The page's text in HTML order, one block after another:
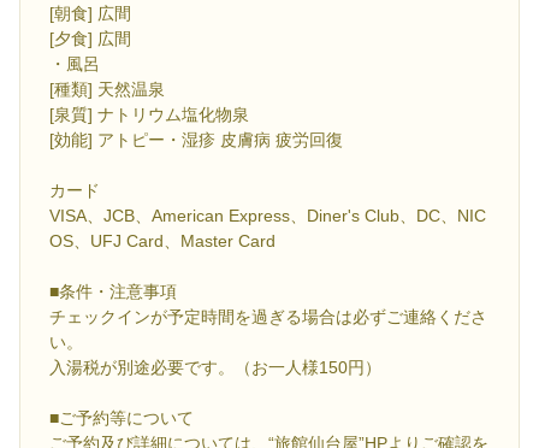
[朝食] 広間
[夕食] 広間
・風呂
[種類] 天然温泉
[泉質] ナトリウム塩化物泉
[効能] アトピー・湿疹 皮膚病 疲労回復
カード
VISA、JCB、American Express、Diner's Club、DC、NIC
OS、UFJ Card、Master Card
■条件・注意事項
チェックインが予定時間を過ぎる場合は必ずご連絡くださ
い。
入湯税が別途必要です。（お一人様150円）
■ご予約等について
ご予約及び詳細については、“旅館仙台屋”HPよりご確認を